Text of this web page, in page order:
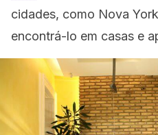
cidades, como Nova
encontrá-lo em casas e